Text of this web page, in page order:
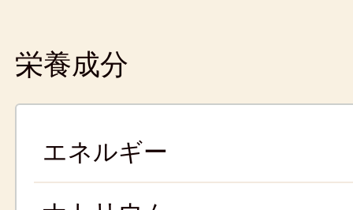
栄養成分
エネルギー